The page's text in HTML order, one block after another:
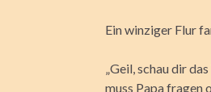
Ein winziger Flur
„Geil, schau dir
muss Papa fragen